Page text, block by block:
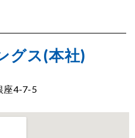
グス(本社)
座4-7-5